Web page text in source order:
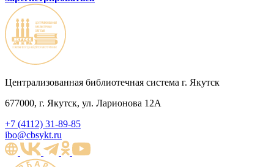
Централизованная библиотечная система г. Якутск
677000, г. Якутск, ул. Ларионова 12А
+7 (4112) 31-89-85
ibo@cbsykt.ru